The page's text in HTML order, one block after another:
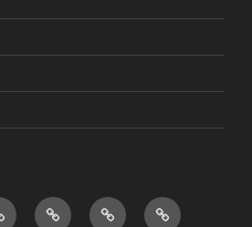
メ
団
文